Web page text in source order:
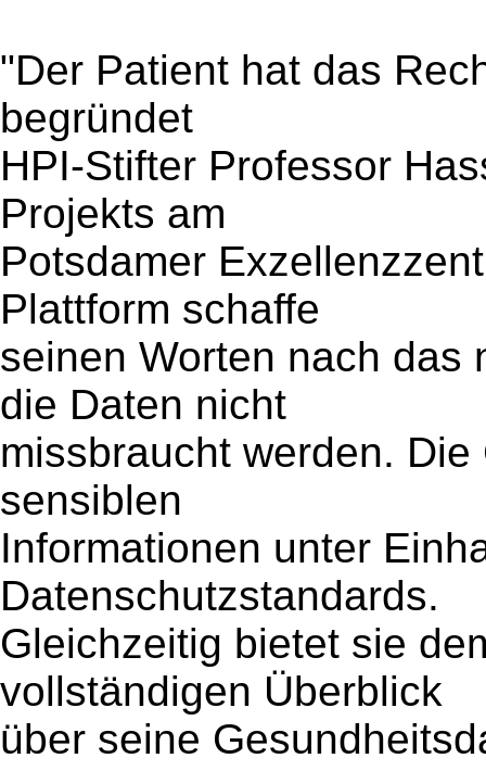
"Der Patient hat das
begründet
HPI-Stifter Professor
Projekts am
Potsdamer
Plattform schaffe
seinen Worten nach das
die Daten nicht
missbraucht werden.
sensiblen
Informationen unter
Datenschutzstandards.
Gleichzeitig bietet sie
vollständigen Überblick
über seine